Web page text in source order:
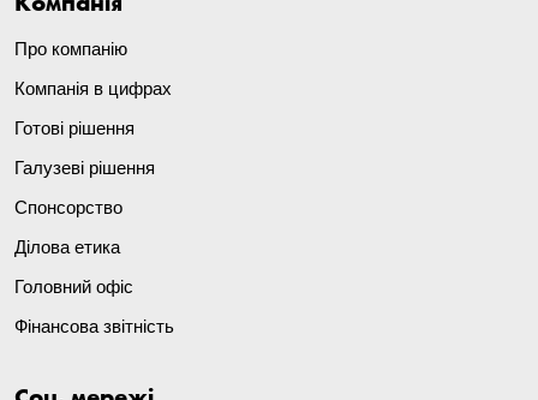
Про компанію
Компанія в цифрах
Готові рішення
Галузеві рішення
Спонсорство
Ділова етика
Головний офіс
Фінансова звітність